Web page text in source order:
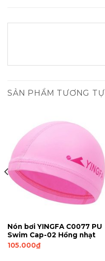
SẢN PHẨM TƯƠNG TỰ
Nón bơi YINGFA C0077 PU
Swim Cap-02 Hồng nhạt
105.000₫